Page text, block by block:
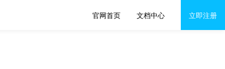
官网首页 文档中心 立即注册